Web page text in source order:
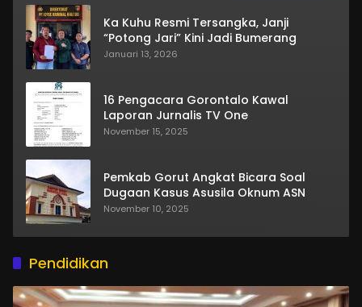
Ka Kuhu Resmi Tersangka, Janji
“Potong Jari” Kini Jadi Bumerang
Januari 13, 2026
16 Pengacara Gorontalo Kawal
Laporan Jurnalis TV One
November 15, 2025
Pemkab Gorut Angkat Bicara Soal
Dugaan Kasus Asusila Oknum ASN
November 10, 2025
Pendidikan